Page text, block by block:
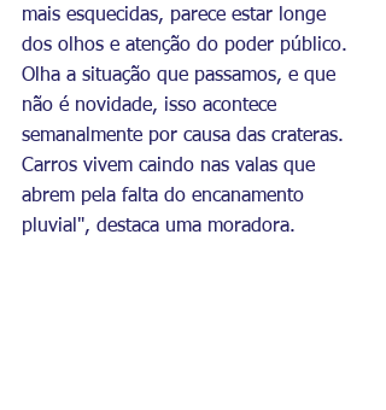
mais esquecidas, parece estar longe
dos olhos e atenção do poder público.
Olha a situação que passamos, e que
não é novidade, isso acontece
semanalmente por causa das crateras.
Carros vivem caindo nas valas que
abrem pela falta do encanamento
pluvial", destaca uma moradora.